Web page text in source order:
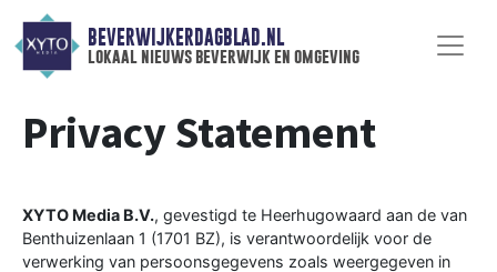
BEVERWIJKERDAGBLAD.NL
lokaal nieuws beverwijk en omgeving
Privacy Statement
XYTO Media B.V., gevestigd te Heerhugowaard aan de van
Benthuizenlaan 1 (1701 BZ), is verantwoordelijk voor de
verwerking van persoonsgegevens zoals weergegeven in